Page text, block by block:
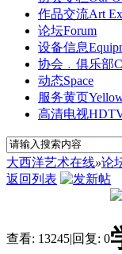
作品交流Art
论坛Forum
设备信息
协会﹒俱乐部
动态Space
服务黄页
高清电视
大西洋艺术在线»论
返回列表
查看: 13245|回复: 0